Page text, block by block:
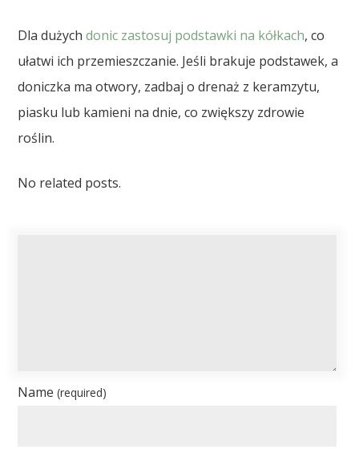
Dla dużychdonic zastosuj podstawki na kółkach, co
ułatwi ich przemieszczanie. Jeśli brakuje podstawek, a
doniczka ma otwory, zadbaj o drenaż z keramzytu,
piasku lub kamieni na dnie, co zwiększy zdrowie
roślin.
No related posts.
Name(required)